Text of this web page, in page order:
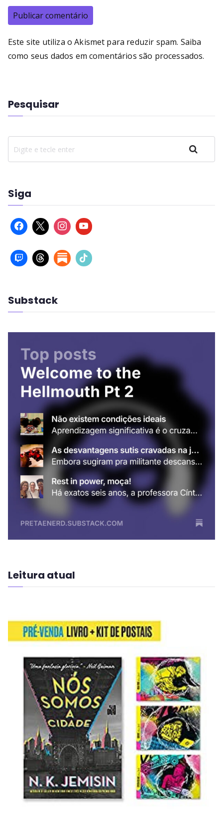
Este site utiliza o Akismet para reduzir spam. Saiba
como seus dados em comentários são processados.
Pesquisar
Pesquisar
Siga
Substack
Leitura atual